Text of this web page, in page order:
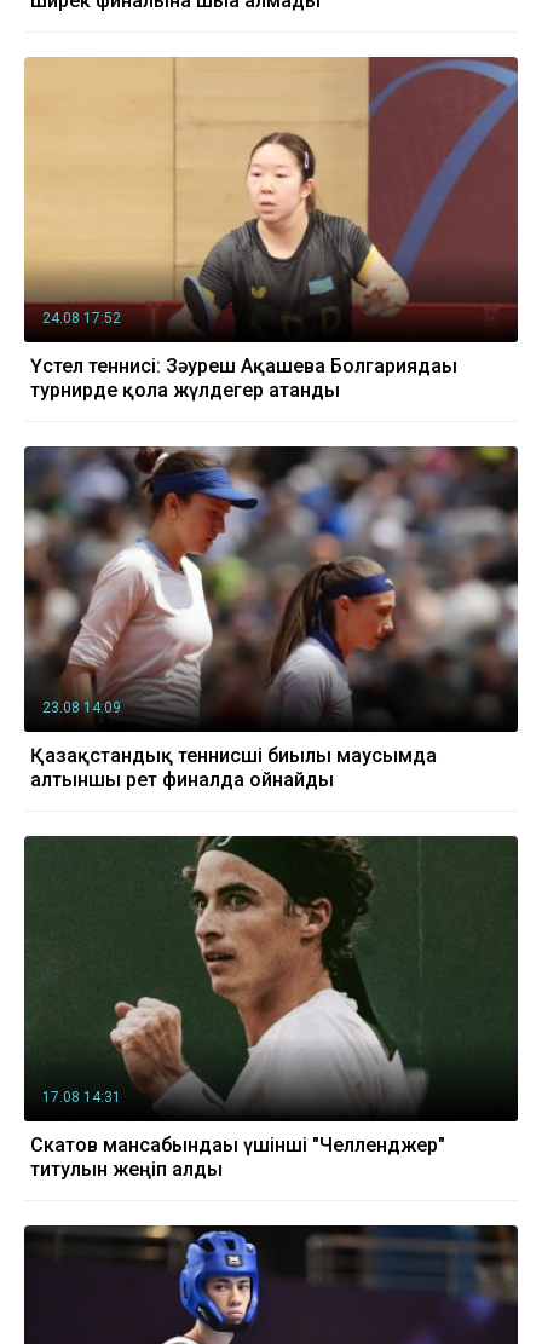
24.08 17:52
Үстел теннисі: Зәуреш Ақашева Болгариядағы
турнирде қола жүлдегер атанды
23.08 14:09
Қазақстандық теннисші биылғы маусымда
алтыншы рет финалда ойнайды
17.08 14:31
Скатов мансабындағы үшінші "Челленджер"
титулын жеңіп алды